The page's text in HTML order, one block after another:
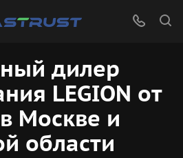
дилер
LEGION от
в Москве и
области